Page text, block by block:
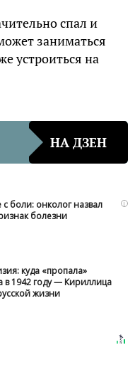
спал и
заниматься
устроиться на
НА ДЗЕН
i
с боли: онколог назвал
болезни
куда «пропала»
в 1942 году — Кириллица
жизни